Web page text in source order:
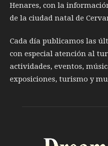
Henares, con la
de la ciudad natal de
Cada día publicamos las
con especial atención al
actividades, eventos,
exposiciones, turismo y